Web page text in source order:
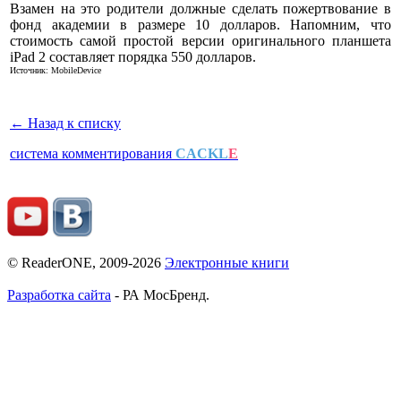
Взамен на это родители должные сделать пожертвование в
фонд академии в размере 10 долларов. Напомним, что
стоимость самой простой версии оригинального планшета
iPad 2 составляет порядка 550 долларов.
Источник: MobileDevice
← Назад к списку
система комментирования CACKLE
© ReaderONE, 2009-2026 Электронные книги
Разработка сайта - РА МосБренд.